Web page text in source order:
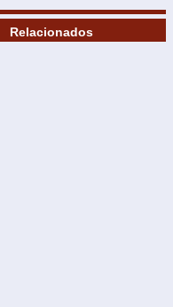
Relacionados